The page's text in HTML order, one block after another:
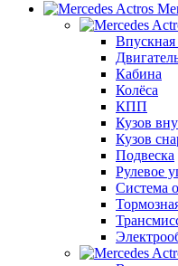
Впускная
Кабина
Колёса
КПП
Кузов
Кузов
Подвеска
Рулевое
Система